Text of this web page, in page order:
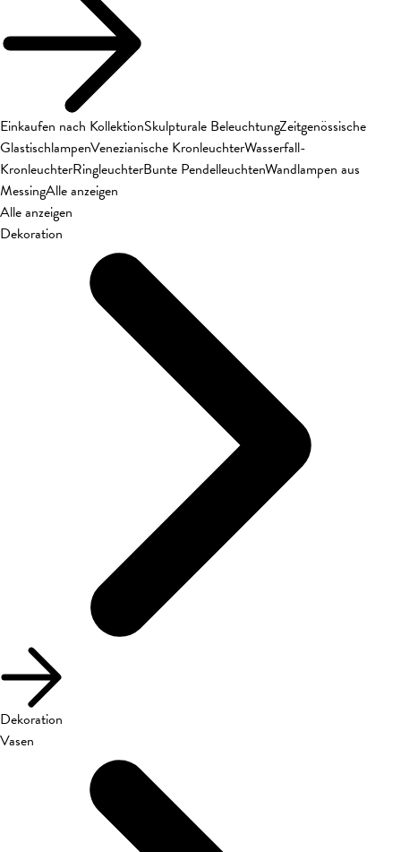
Einkaufen nach KollektionSkulpturale BeleuchtungZeitgenössische
GlastischlampenVenezianische KronleuchterWasserfall-
KronleuchterRingleuchterBunte PendelleuchtenWandlampen aus
MessingAlle anzeigen
Alle anzeigen
Dekoration
Dekoration
Vasen